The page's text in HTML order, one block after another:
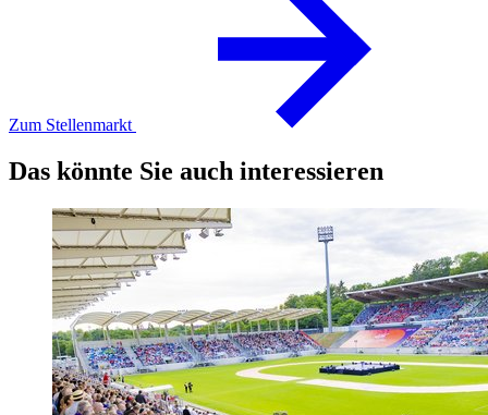
Zum Stellenmarkt
Das könnte Sie auch interessieren